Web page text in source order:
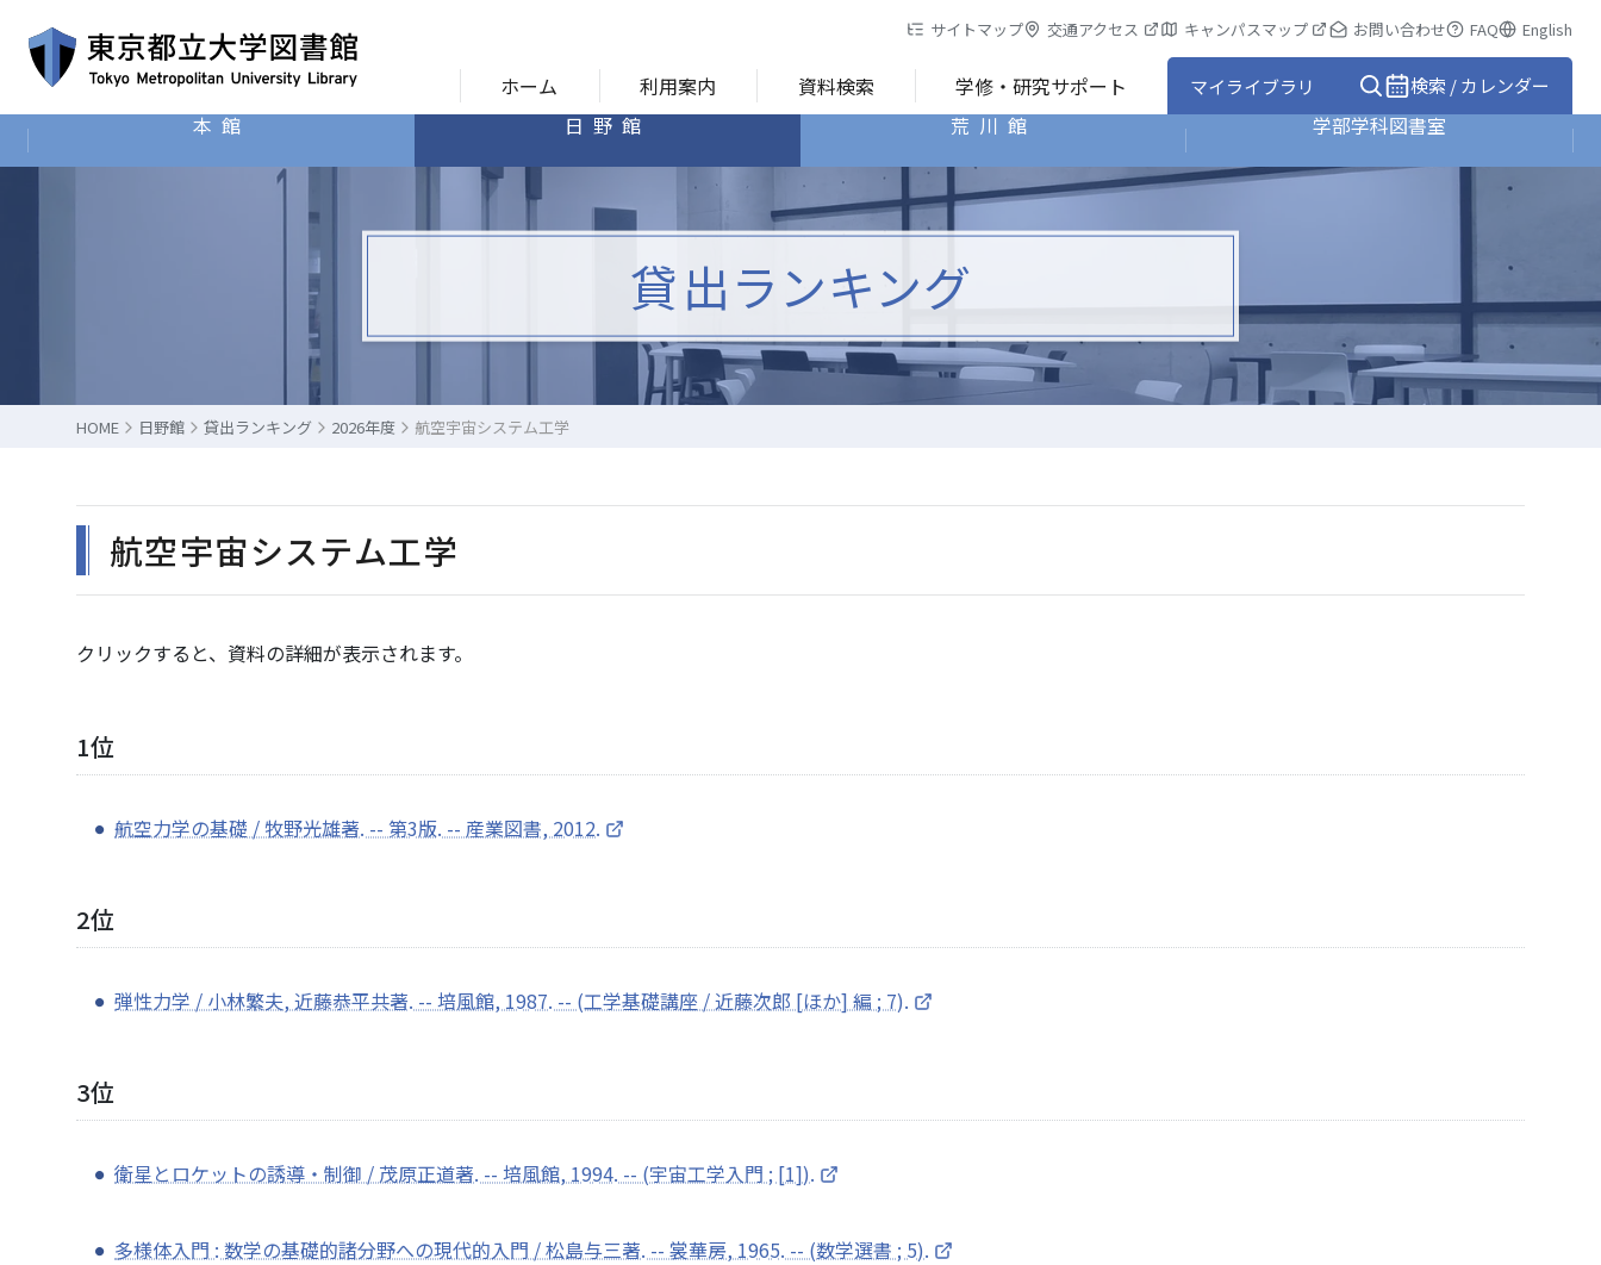
サイトマップ 交通アクセス キャンパスマップ お問い合わせ FAQ English
ホーム 利用案内 資料検索 学修・研究サポート マイライブラリ 検索 / カレンダー
本館 日野館 荒川館 学部学科図書室
貸出ランキング
HOME 日野館 貸出ランキング 2026年度 航空宇宙システム工学
航空宇宙システム工学
クリックすると、資料の詳細が表示されます。
1位
航空力学の基礎 / 牧野光雄著. -- 第3版. -- 産業図書, 2012.
2位
弾性力学 / 小林繁夫, 近藤恭平共著. -- 培風館, 1987. -- (工学基礎講座 / 近藤次郎 [ほか] 編 ; 7).
3位
衛星とロケットの誘導・制御 / 茂原正道著. -- 培風館, 1994. -- (宇宙工学入門 ; [1]).
多様体入門 : 数学の基礎的諸分野への現代的入門 / 松島与三著. -- 裳華房, 1965. -- (数学選書 ; 5).